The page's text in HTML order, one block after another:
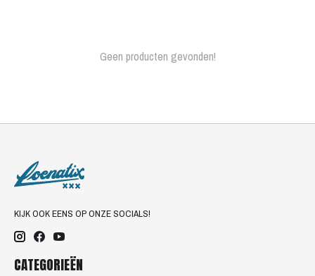
Geen producten gevonden!
KIJK OOK EENS OP ONZE SOCIALS!
CATEGORIEËN